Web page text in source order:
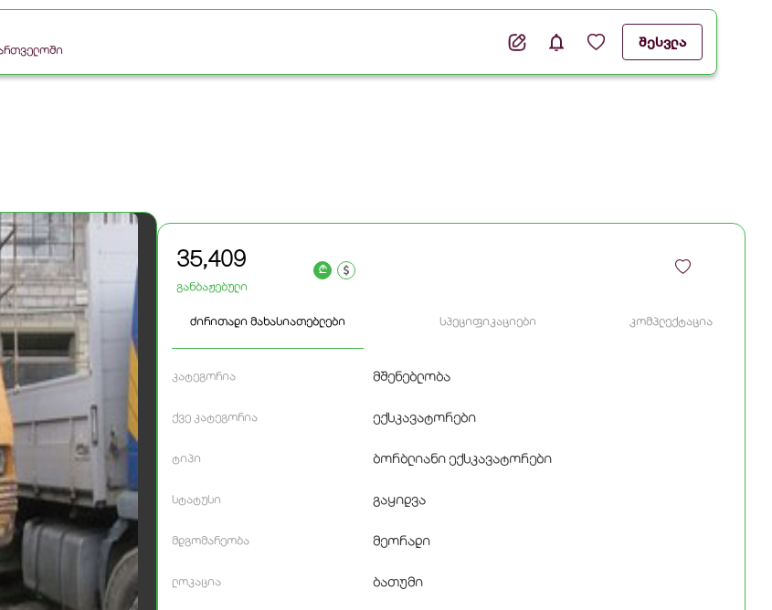
შესვლა
35,409
განბაჟებული
a
ძირითადი მახასიათებლები სპეციფიკაციები კომპლექტაცია
კატეგორია მშენებლობა
ქვე კატეგორია ექსკავატორები
ტიპი ბორბლიანი ექსკავატორები
სტატუსი გაყიდვა
მდგომარეობა მეორადი
ლოკაცია ბათუმი